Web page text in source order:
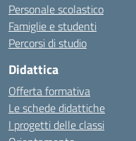
Personale scolastico
Famiglie e studenti
Percorsi di studio
Didattica
Offerta formativa
Le schede didattiche
I progetti delle classi